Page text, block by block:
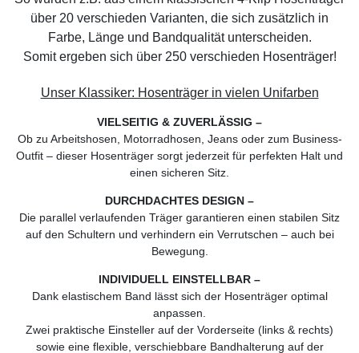
über 20 verschieden Varianten, die sich zusätzlich in
Farbe, Länge und Bandqualität unterscheiden.
Somit ergeben sich über 250 verschieden Hosenträger!
Unser Klassiker: Hosenträger in vielen Unifarben
VIELSEITIG & ZUVERLÄSSIG –
Ob zu Arbeitshosen, Motorradhosen, Jeans oder zum Business-
Outfit – dieser Hosenträger sorgt jederzeit für perfekten Halt und
einen sicheren Sitz.
DURCHDACHTES DESIGN –
Die parallel verlaufenden Träger garantieren einen stabilen Sitz
auf den Schultern und verhindern ein Verrutschen – auch bei
Bewegung.
INDIVIDUELL EINSTELLBAR –
Dank elastischem Band lässt sich der Hosenträger optimal
anpassen.
Zwei praktische Einsteller auf der Vorderseite (links & rechts)
sowie eine flexible, verschiebbare Bandhalterung auf der